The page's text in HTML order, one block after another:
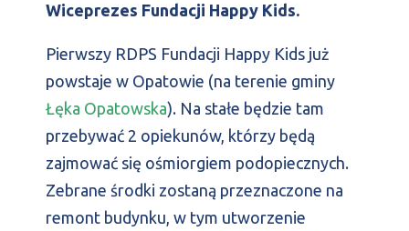
Wiceprezes Fundacji Happy Kids.
Pierwszy RDPS Fundacji Happy Kids już
powstaje w Opatowie (na terenie gminy
Łęka Opatowska). Na stałe będzie tam
przebywać 2 opiekunów, którzy będą
zajmować się ośmiorgiem podopiecznych.
Zebrane środki zostaną przeznaczone na
remont budynku, w tym utworzenie